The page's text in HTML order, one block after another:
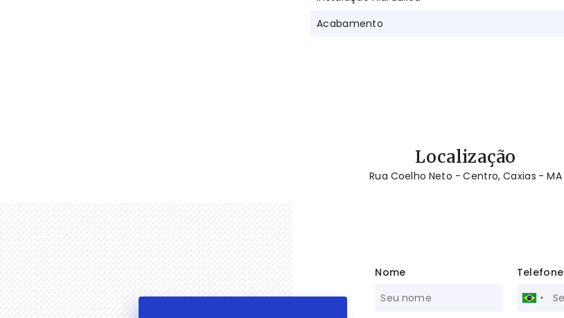
Acabamento
Localização
Rua Coelho Neto - Centro, Caxias - MA
Nome Telefone